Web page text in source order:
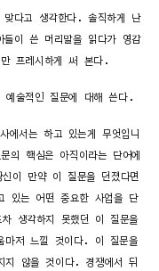
다고 생각한다. 솔직하게 난
이 쓴 머리말을 읽다가 영감
프레시하게 써 본다.
예술적인 질문에 대해 쓴다.
에서는 하고 있는게 무엇입니
의 핵심은 아직이라는 단어에
이 만약 이 질문을 던졌다면
있는 어떤 중요한 사업을 단
생각하지 못했던 이 질문을
마저 느낄 것이다. 이 질문을
지 않을 것이다. 경쟁에서 뒤